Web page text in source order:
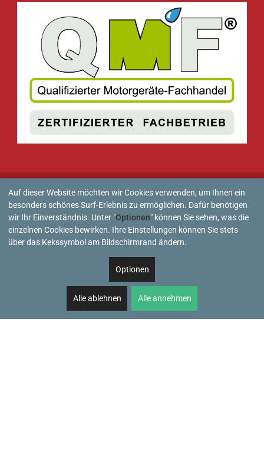
Auf dieser Website möchten wir Cookies verwenden, um Ihnen ein
besonders schönes Surf-Erlebnis zu ermöglichen. Dafür benötigen
wir Ihr Einverständnis. Unter "Optionen" können Sie sehen, was die
einzelnen Cookies bewirken. Ihre Einstellungen können Sie stets
über das Kekssymbol am Bildschirmrand ändern.
Optionen
Alle ablehnen Alle annehmen